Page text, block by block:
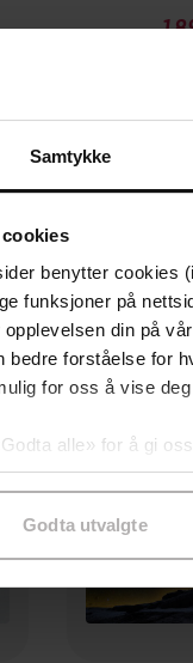
Samtykke
benytter cookies
funksjoner på
opplevelsen din på
bedre forståelse for
for oss å vise
alle» for å gi
spesifikke formål
Godta utvalgte